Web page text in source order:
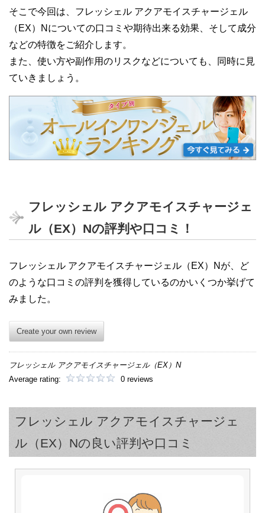
そこで今回は、フレッシェル アクアモイスチャージェル
（EX）Nについての口コミや期待出来る効果、そして成分
などの特徴をご紹介します。
また、使い方や副作用のリスクなどについても、同時に見
ていきましょう。
フレッシェル アクアモイスチャージェ
ル（EX）Nの評判や口コミ！
フレッシェル アクアモイスチャージェル（EX）Nが、ど
のような口コミの評判を獲得しているのかいくつか挙げて
みました。
Create your own review
フレッシェル アクアモイスチャージェル（EX）N
Average rating:
0 reviews
フレッシェル アクアモイスチャージェ
ル（EX）Nの良い評判や口コミ